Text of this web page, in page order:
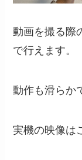
動画を撮る際
で行えます。
動作も滑らか
実機の映像は